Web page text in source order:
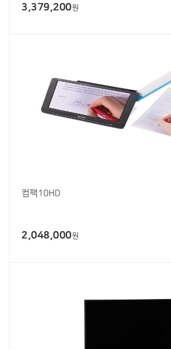
3,379,200원
컴팩10HD
2,048,000원